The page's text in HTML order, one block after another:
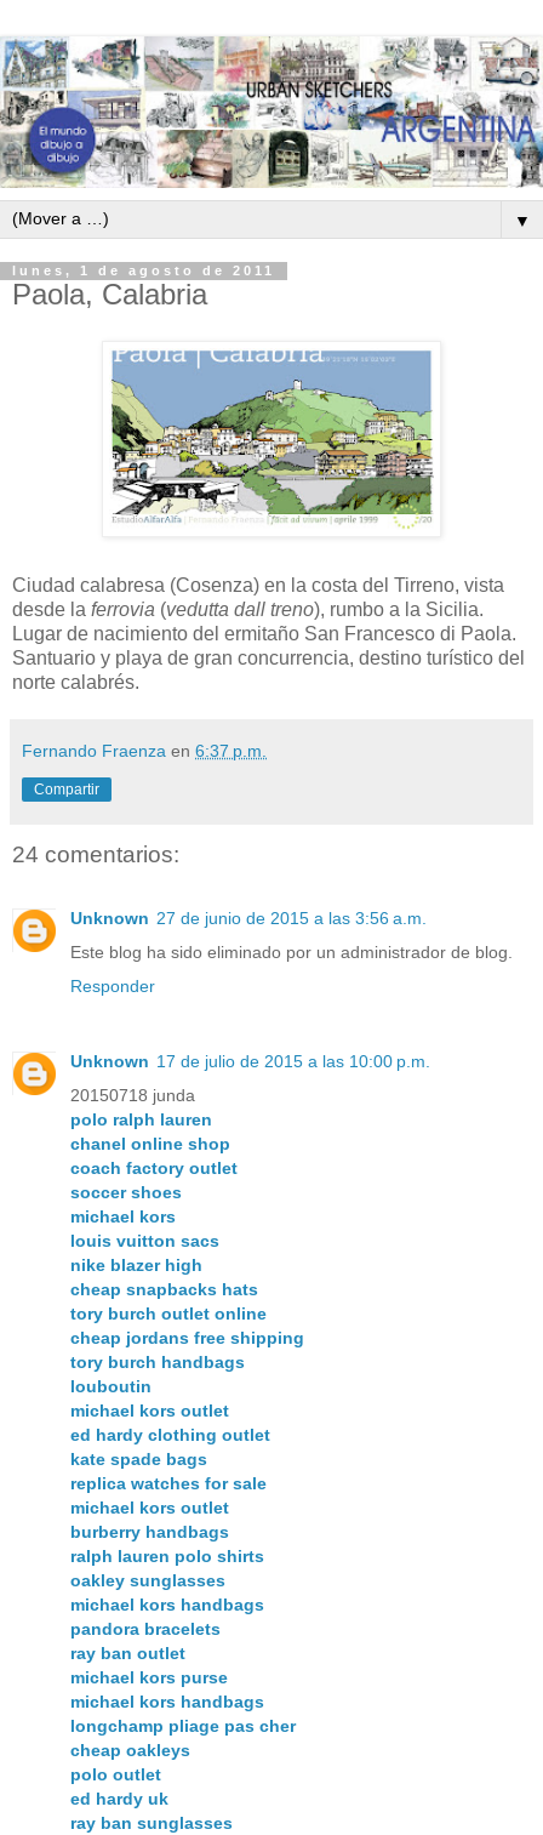
▼
lunes, 1 de agosto de 2011
Paola, Calabria
Ciudad calabresa (Cosenza) en la costa del Tirreno, vista
desde la ferrovia (vedutta dall treno), rumbo a la Sicilia.
Lugar de nacimiento del ermitaño San Francesco di Paola.
Santuario y playa de gran concurrencia, destino turístico del
norte calabrés.
Fernando Fraenza en 6:37 p.m.
Compartir
24 comentarios:
Unknown 27 de junio de 2015 a las 3:56 a.m.
Este blog ha sido eliminado por un administrador de blog.
Responder
Unknown 17 de julio de 2015 a las 10:00 p.m.
20150718 junda
polo ralph lauren
chanel online shop
coach factory outlet
soccer shoes
michael kors
louis vuitton sacs
nike blazer high
cheap snapbacks hats
tory burch outlet online
cheap jordans free shipping
tory burch handbags
louboutin
michael kors outlet
ed hardy clothing outlet
kate spade bags
replica watches for sale
michael kors outlet
burberry handbags
ralph lauren polo shirts
oakley sunglasses
michael kors handbags
pandora bracelets
ray ban outlet
michael kors purse
michael kors handbags
longchamp pliage pas cher
cheap oakleys
polo outlet
ed hardy uk
ray ban sunglasses